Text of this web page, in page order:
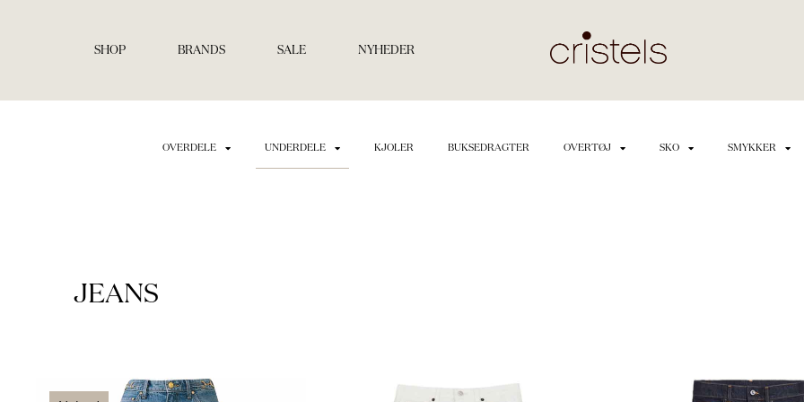
SHOP BRANDS SALE NYHEDER
OVERDELE UNDERDELE KJOLER BUKSEDRAGTER OVERTØJ SKO SMYKKER
JEANS